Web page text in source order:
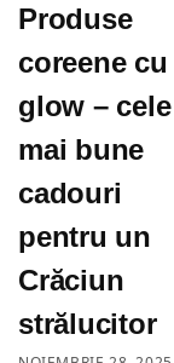
Produse
coreene cu
glow – cele
mai bune
cadouri
pentru un
Crăciun
strălucitor